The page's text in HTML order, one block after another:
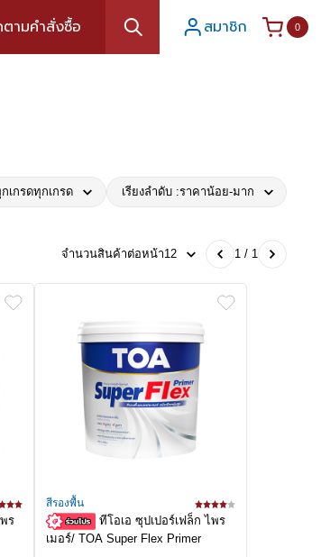
ามคำสั่งซื้อ สมาชิก 0
เกรดทุกเกรด เรียงลำดับ :ราคาน้อย-มาก
จำนวนสินค้าต่อหน้า12 1 / 1
ร
สีรองพื้น
ทีโอเอ ซุปเปอร์เฟล็ก ไพร
เมอร์/ TOA Super Flex Primer